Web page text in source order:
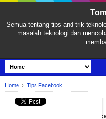
Semua tentang tips and trik
masalah teknologi dan
Home › Tips Facebook
TIPS FACEBOOK
Cara Menyimpan Video di